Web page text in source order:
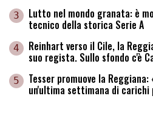
3 Lutto nel mondo granata: è
tecnico della storica Serie A
4 Reinhart verso il Cile, la
suo regista. Sullo sfondo c'è
5 Tesser promuove la
un'ultima settimana di carichi